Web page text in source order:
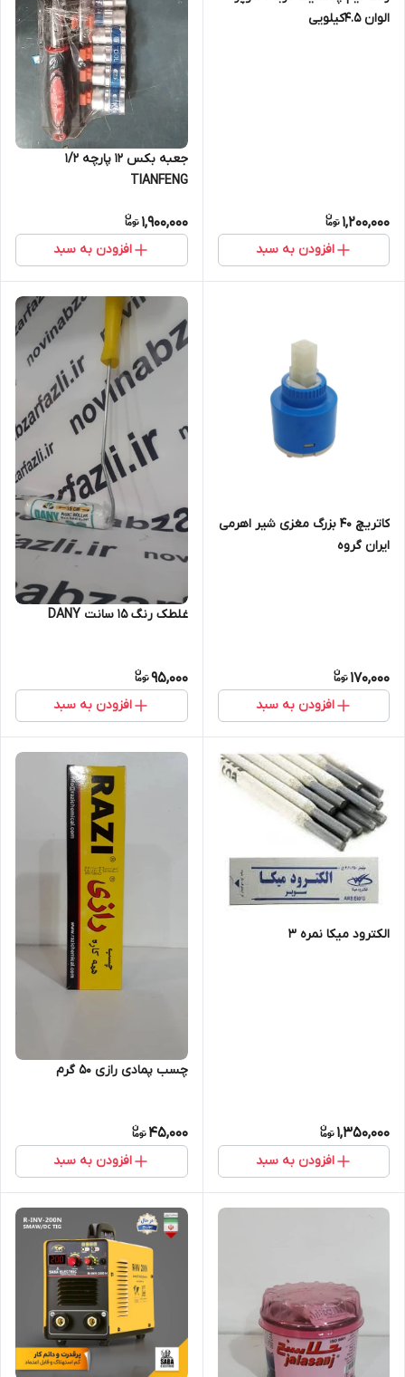
الوان 4.5کیلویی
1,200,000
افزودن به سبد
جعبه بکس 12 پارچه 1/2
TIANFENG
1,900,000
افزودن به سبد
کاتریچ 40 بزرگ مغزی شیر اهرمی
ایران گروه
170,000
افزودن به سبد
غلطک رنگ 15 سانت DANY
95,000
افزودن به سبد
الکترود میکا نمره 3
1,350,000
افزودن به سبد
چسب پمادی رازی 50 گرم
45,000
افزودن به سبد